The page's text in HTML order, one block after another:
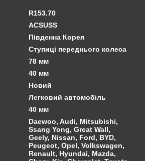
R153.70
ACSUSS
Південна Корея
Ступиці переднього колеса
78 мм
40 мм
Новий
Легковий автомобіль
40 мм
Daewoo, Audi, Mitsubishi,
Ssang Yong, Great Wall,
Geely, Nissan, Ford, BYD,
Peugeot, Opel, Volkswagen,
Renault, Hyundai, Mazda,